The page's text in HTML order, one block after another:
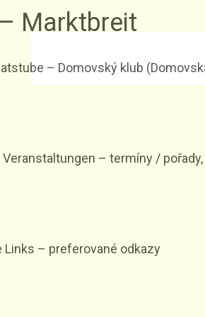
Marktbreit
– Domovský klub
– termíny / pořady,
Links – preferované odkazy